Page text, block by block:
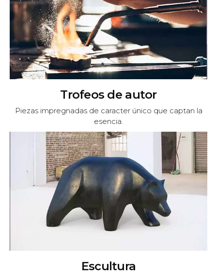
Trofeos de autor
Piezas impregnadas de caracter único que captan la
esencia.
Escultura